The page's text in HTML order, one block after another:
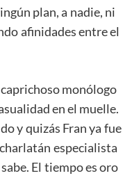
plan, a nadie, ni
afinidades entre el
monólogo
en el muelle.
y quizás Fran ya fue
especialista
El tiempo es oro